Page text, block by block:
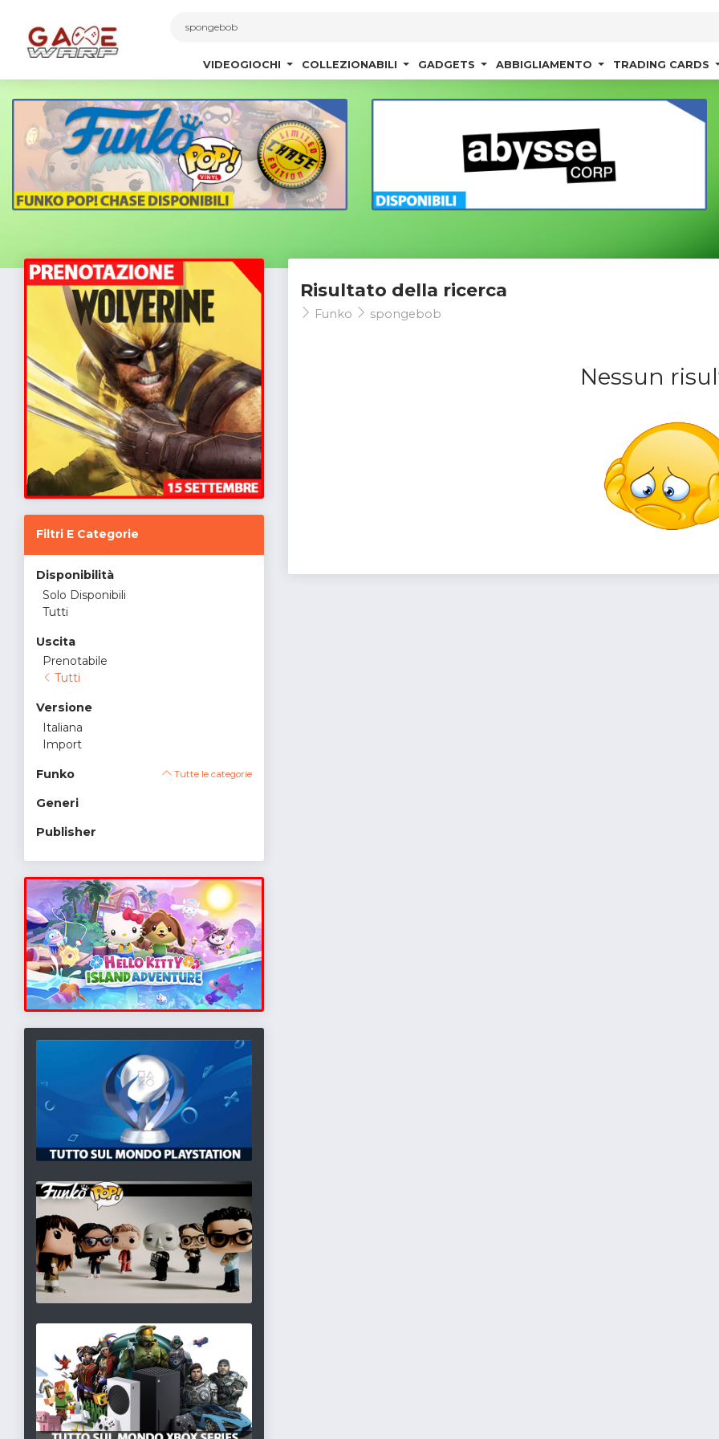
VIDEOGIOCHI COLLEZIONABILI GADGETS ABBIGLIAMENTO TRADING CARDS
Filtri E Categorie
Disponibilità
Solo Disponibili
Tutti
Uscita
Prenotabile
Tutti
Versione
Italiana
Import
Funko Tutte le categorie
Generi
Publisher
Risultato della ricerca
Funko spongebob
Nessun